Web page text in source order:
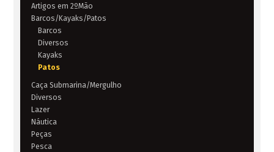
€169,99 23% IVA incluído
ADICIONAR AO CARRINHO
Pato VI Defender
€204,00
ADICIONAR AO CARRINHO
Artigos em 2ºMão
Barcos/Kayaks/Patos
Barcos
Diversos
Kayaks
Patos
Caça Submarina/Mergulho
Diversos
Lazer
Náutica
Peças
Pesca